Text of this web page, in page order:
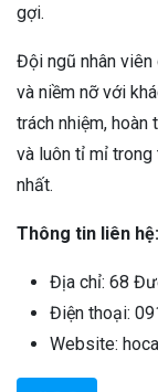
gợi.
Đội ngũ nhân viên
và niềm nỡ với
trách nhiệm,
và luôn tỉ mỉ
nhất.
Thông tin liên hệ:
Địa chỉ: 68
Điện thoại:
Website: